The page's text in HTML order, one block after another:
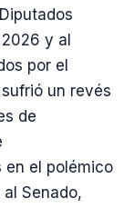
y al
por el
un revés
de
en el polémico
Senado,